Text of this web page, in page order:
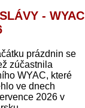
- WYAC
prázdnin se
zúčastnila
WYAC, které
ve dnech
2026 v